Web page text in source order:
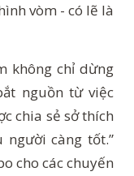
vòm - có lẽ là
không chỉ dừng
nguồn từ việc
chia sẻ sở thích
càng tốt.”
cho các chuyến